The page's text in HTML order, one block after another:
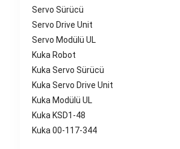
Servo Sürücü
Servo Drive Unit
Servo Modülü UL
Kuka Robot
Kuka Servo Sürücü
Kuka Servo Drive Unit
Kuka Modülü UL
Kuka KSD1-48
Kuka 00-117-344